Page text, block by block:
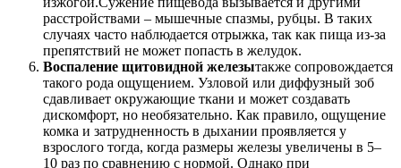
расстройствами – мышечные спазмы, рубцы. В таких
случаях часто наблюдается отрыжка, так как пища из-за
препятствий не может попасть в желудок.
Воспаление щитовидной железытакже сопровождается
такого рода ощущением. Узловой или диффузный зоб
сдавливает окружающие ткани и может создавать
дискомфорт, но необязательно. Как правило, ощущение
комка и затрудненность в дыхании проявляется у
взрослого тогда, когда размеры железы увеличены в 5–
10 раз по сравнению с нормой. Однако при